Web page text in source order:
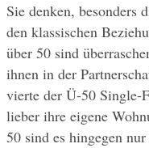
Sie denken, besonders
den klassischen
über 50 sind
ihnen in der
vierte der Ü-50 Single-
lieber ihre eigene
50 sind es hingegen